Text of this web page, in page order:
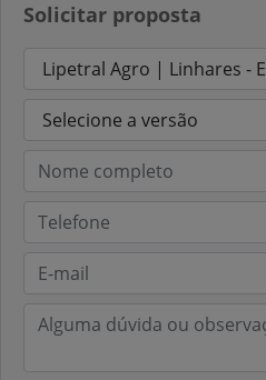
Solicitar proposta